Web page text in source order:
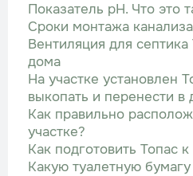
Показатель рН. Что это
Сроки монтажа
Вентиляция для
дома
На участке установлен
выкопать и перенести в
Как правильно
участке?
Как подготовить Топас
Какую туалетную